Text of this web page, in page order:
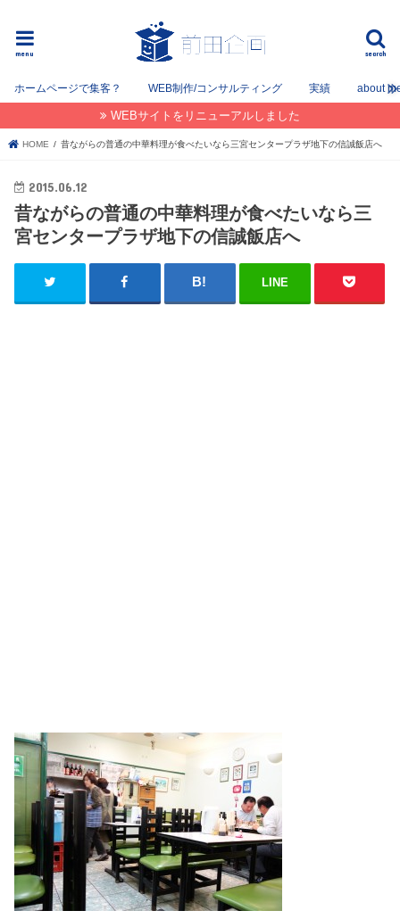
search
menu
ホームページで集客？ WEB制作/コンサルティング 実績 about
WEBサイトをリニューアルしました
HOME 昔ながらの普通の中華料理が食べたいなら三宮センタープラザ地下の信誠飯店へ
2015.06.12
昔ながらの普通の中華料理が食べたいなら三
宮センタープラザ地下の信誠飯店へ
LINE